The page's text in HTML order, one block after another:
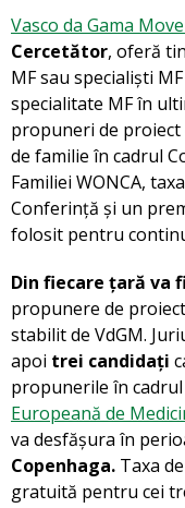
Vasco da Gama
Cercetător, oferă
MF sau specialiști
specialitate MF în
propuneri de proiect
de familie în cadrul
Familiei WONCA,
Conferință și un
folosit pentru
Din fiecare țară va
propunere de
stabilit de VdGM.
apoi trei candidați
propunerile în
Europeană de
va desfășura în
Copenhaga. Taxa
gratuită pentru cei